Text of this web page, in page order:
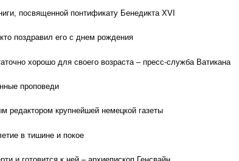
посвященной понтификату Бенедикта XVI
поздравил его с днем рождения
хорошо для своего возраста – пресс-служба Ватикана
проповеди
редактором крупнейшей немецкой газеты
в тишине и покое